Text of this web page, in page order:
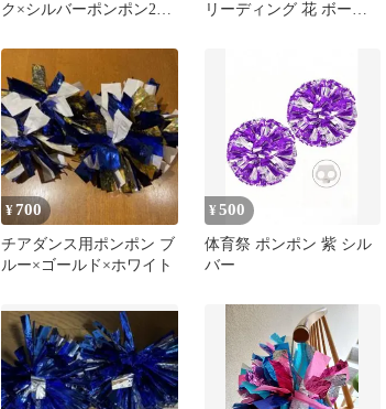
ク×シルバーポンポン2個
リーディング 花 ボール
¥700
チアダンス用ポンポン ブ
ルー×ゴールド×ホワイト
¥500
体育祭 ポンポン 紫 シル
バー